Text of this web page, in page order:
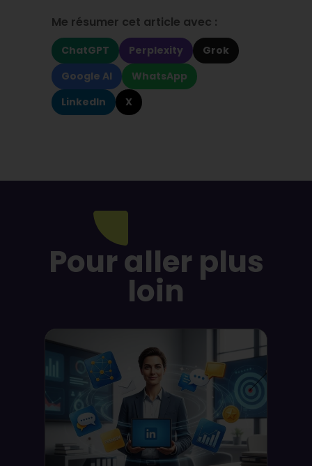
Me résumer cet article avec :
ChatGPT Perplexity
Grok
Google AI
WhatsApp
LinkedIn
X
Pour aller plus
loin